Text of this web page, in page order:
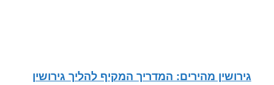
גירושין מהירים: המדריך המקיף להליך גירושין